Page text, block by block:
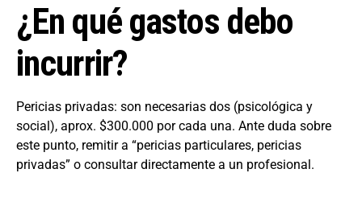
¿En qué gastos debo
incurrir?
Pericias privadas: son necesarias dos (psicológica y
social), aprox. $300.000 por cada una. Ante duda sobre
este punto, remitir a “pericias particulares, pericias
privadas” o consultar directamente a un profesional.